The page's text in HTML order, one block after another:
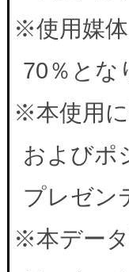
※使用媒
70％とな
※本使用
およびポ
プレゼン
※本デー